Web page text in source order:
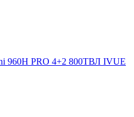
960Н PRO 4+2 800ТВЛ IVUE